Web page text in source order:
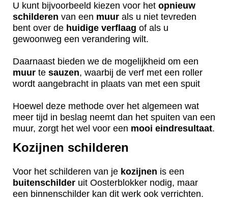
U kunt bijvoorbeeld kiezen voor het opnieuw
schilderen van een muur als u niet tevreden
bent over de huidige verflaag of als u
gewoonweg een verandering wilt.
Daarnaast bieden we de mogelijkheid om een
muur te sauzen, waarbij de verf met een roller
wordt aangebracht in plaats van met een spuit
Hoewel deze methode over het algemeen wat
meer tijd in beslag neemt dan het spuiten van een
muur, zorgt het wel voor een mooi eindresultaat.
Kozijnen schilderen
Voor het schilderen van je kozijnen is een
buitenschilder uit Oosterblokker nodig, maar
een binnenschilder kan dit werk ook verrichten.